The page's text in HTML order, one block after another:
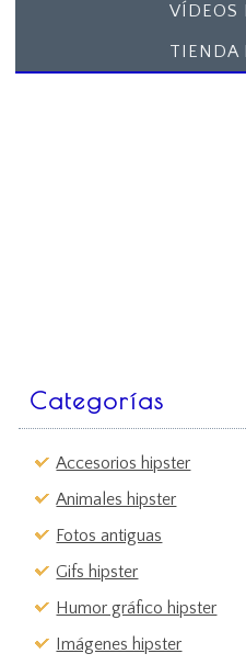
VÍDEOS
TIENDA
Categorías
Accesorios hipster
Animales hipster
Fotos antiguas
Gifs hipster
Humor gráfico hipster
Imágenes hipster